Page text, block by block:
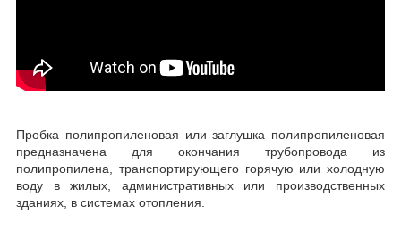
Пробка полипропиленовая или заглушка полипропиленовая
предназначена для окончания трубопровода из
полипропилена, транспортирующего горячую или холодную
воду в жилых, административных или производственных
зданиях, в системах отопления.